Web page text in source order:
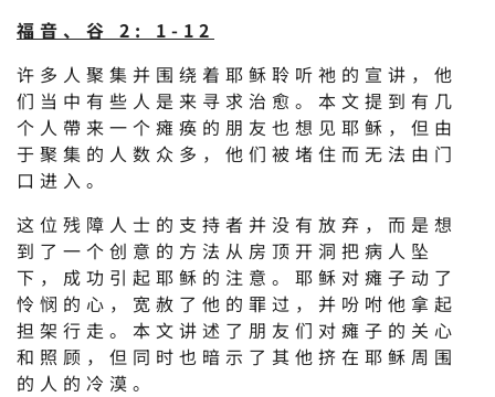
福音、谷 2: 1-12
许多人聚集并围绕着耶稣聆听祂的宣讲，他
们当中有些人是来寻求治愈。本文提到有几
个人帶来一个瘫痪的朋友也想见耶稣，但由
于聚集的人数众多，他们被堵住而无法由门
口进入。
这位残障人士的支持者并没有放弃，而是想
到了一个创意的方法从房顶开洞把病人坠
下，成功引起耶稣的注意。耶稣对瘫子动了
怜悯的心，宽赦了他的罪过，并吩咐他拿起
担架行走。本文讲述了朋友们对瘫子的关心
和照顾，但同时也暗示了其他挤在耶稣周围
的人的冷漠。